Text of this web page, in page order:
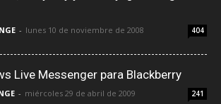
- lunes 10 de noviembre de 2008 404
Live Messenger para Blackberry
- miércoles 29 de abril de 2009 241